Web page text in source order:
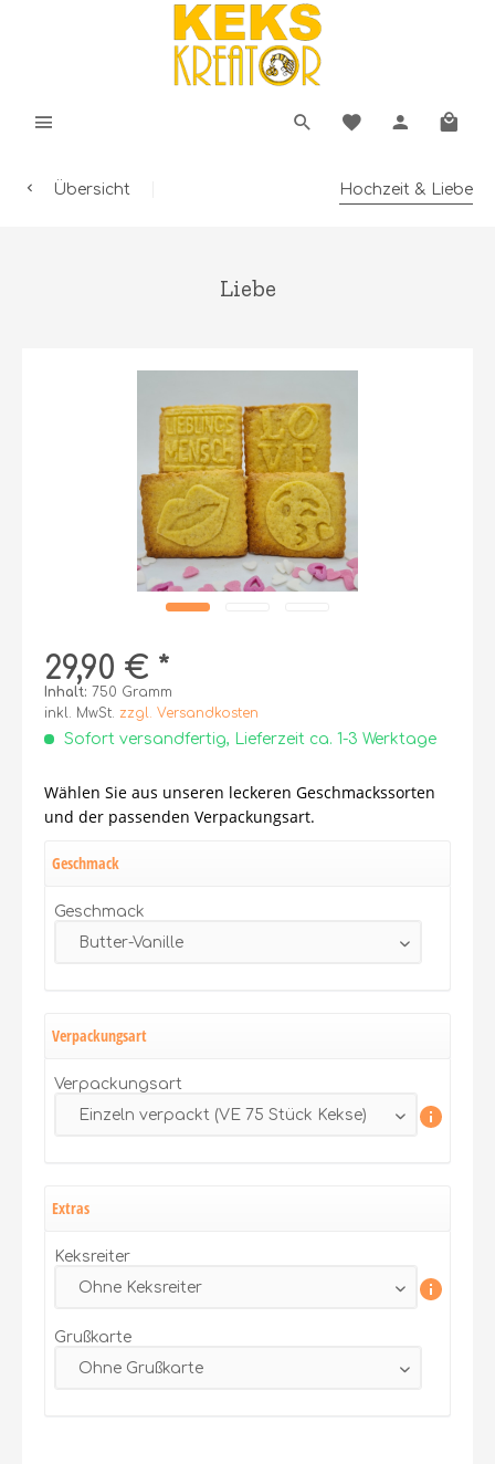
Übersicht Hochzeit & Liebe
Liebe
29,90 € *
Inhalt: 750 Gramm
inkl. MwSt. zzgl. Versandkosten
Sofort versandfertig, Lieferzeit ca. 1-3 Werktage
Wählen Sie aus unseren leckeren Geschmackssorten
und der passenden Verpackungsart.
Geschmack
Geschmack
Verpackungsart
Verpackungsart
Extras
Keksreiter
Grußkarte